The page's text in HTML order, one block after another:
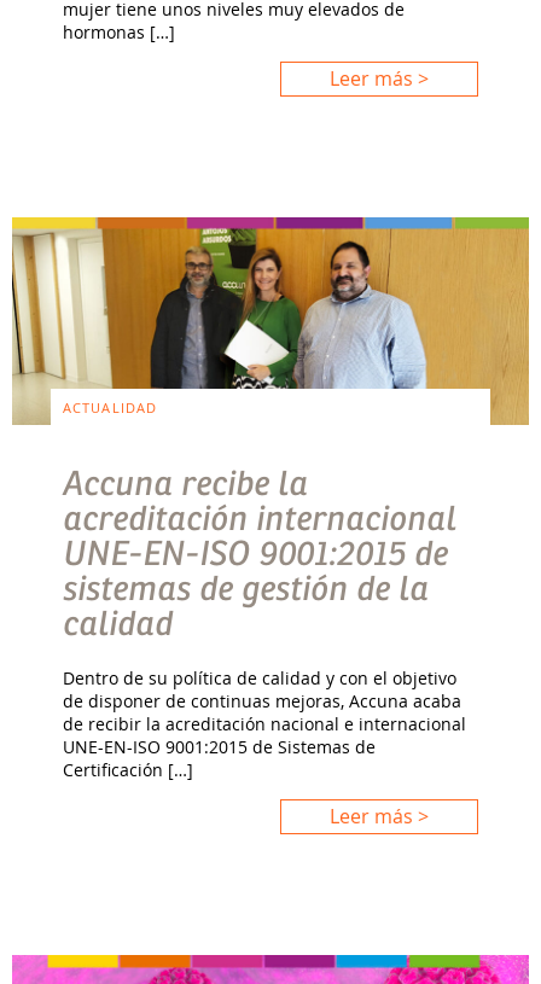
mujer tiene unos niveles muy elevados de
hormonas […]
Leer más >
ACTUALIDAD
Accuna recibe la
acreditación internacional
UNE-EN-ISO 9001:2015 de
sistemas de gestión de la
calidad
Dentro de su política de calidad y con el objetivo
de disponer de continuas mejoras, Accuna acaba
de recibir la acreditación nacional e internacional
UNE-EN-ISO 9001:2015 de Sistemas de
Certificación […]
Leer más >